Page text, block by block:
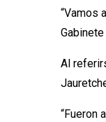
“Vamos
Al
“Fueron